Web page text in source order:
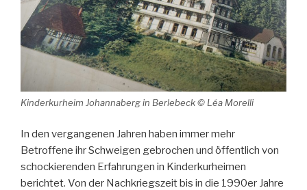
Kinderkurheim Johannaberg in Berlebeck © Léa Morelli
In den vergangenen Jahren haben immer mehr
Betroffene ihr Schweigen gebrochen und öffentlich von
schockierenden Erfahrungen in Kinderkurheimen
berichtet. Von der Nachkriegszeit bis in die 1990er Jahre